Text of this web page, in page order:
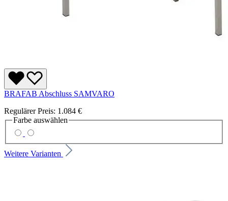
BRAFAB Abschluss SAMVARO
Regulärer Preis: 1.084 €
Farbe auswählen
Weitere Varianten